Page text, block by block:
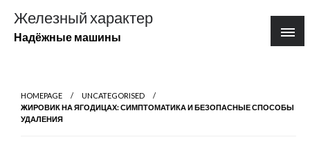
содержимому
Железный характер
Надёжные машины
HOMEPAGE
UNCATEGORISED
ЖИРОВИК НА ЯГОДИЦАХ: СИМПТОМАТИКА И БЕЗОПАСНЫЕ СПОСОБЫ
УДАЛЕНИЯ